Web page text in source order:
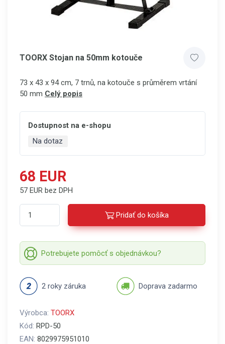
TOORX Stojan na 50mm kotouče
73 x 43 x 94 cm, 7 trnů, na kotouče s průměrem vrtání
50 mm Celý popis
Dostupnost na e-shopu
Na dotaz
68 EUR
57 EUR bez DPH
Pridať do košíka
Potrebujete pomôcť s objednávkou?
2 roky záruka Doprava zadarmo
Výrobca: TOORX
Kód: RPD-50
EAN: 8029975951010